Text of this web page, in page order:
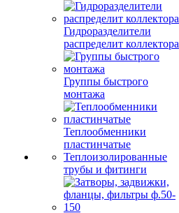
Гидроразделители
распределит коллектора
Группы быстрого
монтажа
Теплообменники
пластинчатые
Теплоизолированные
трубы и фитинги